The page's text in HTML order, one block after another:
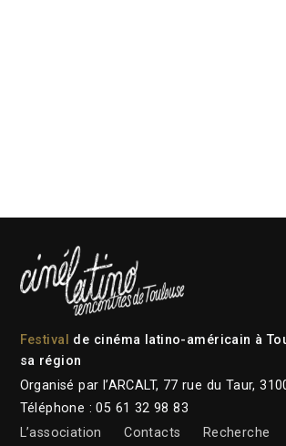
Festival
de cinéma latino-américain à
sa région
Organisé par l’ARCALT, 77 rue du Taur,
Téléphone : 05 61 32 98 83
L’association
Contacts Recherche